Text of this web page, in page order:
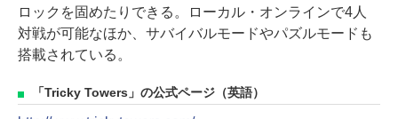
ロックを固めたりできる。ローカル・オンラインで4人
対戦が可能なほか、サバイバルモードやパズルモードも
搭載されている。
「Tricky Towers」の公式ページ（英語）